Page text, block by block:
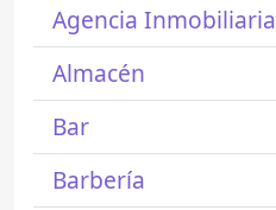
Agencia Inmobiliaria
Almacén
Bar
Barbería